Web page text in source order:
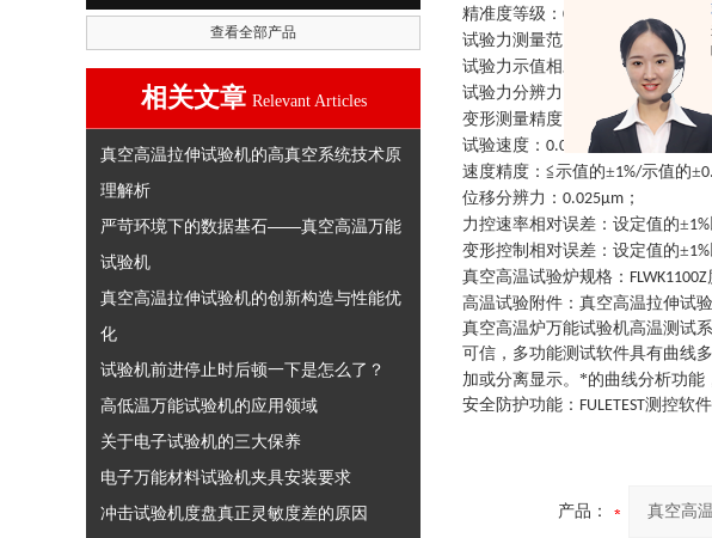
查看全部产品
相关文章 Relevant Articles
真空高温拉伸试验机的高真空系统技术原
理解析
严苛环境下的数据基石——真空高温万能
试验机
真空高温拉伸试验机的创新构造与性能优
化
试验机前进停止时后顿一下是怎么了？
高低温万能试验机的应用领域
关于电子试验机的三大保养
电子万能材料试验机夹具安装要求
冲击试验机度盘真正灵敏度差的原因
精准度等级 ： 0.5
试验力测量范围
0.2%-100%FS
试验力示值相对误差
：示值的±
试验力分辨力
试验力的1/
变形测量精度
0.5%FS；
试验速度 ： 0.001mm/min-500mm/
速度精度 ： ≦示值的±1%/示值的±
位移分辨力 ： 0.025µm ；
力控速率相对误差 ： 设定值的±1%
变形控制相对误差 ： 设定值的±1%
真空高温试验炉规格 ： FLWK1100Z
高温试验附件 ： 真空高温拉伸试
真空高温炉万能试验机高温测试
可信，多功能测试软件具有曲线
加或分离显示。*的曲线分析功
安全防护功能 ： FULETEST测控软
产品：